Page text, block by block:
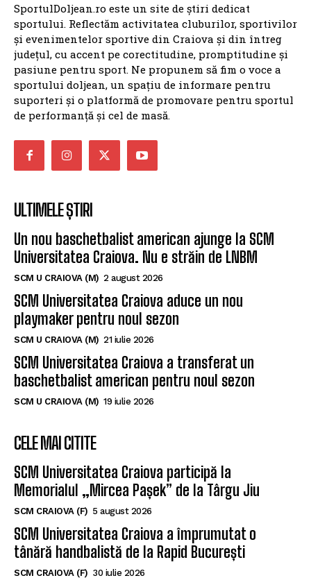
SportulDoljean.ro este un site de știri dedicat
sportului. Reflectăm activitatea cluburilor, sportivilor
și evenimentelor sportive din Craiova și din întreg
județul, cu accent pe corectitudine, promptitudine și
pasiune pentru sport. Ne propunem să fim o voce a
sportului doljean, un spațiu de informare pentru
suporteri și o platformă de promovare pentru sportul
de performanță și cel de masă.
ULTIMELE ȘTIRI
Un nou baschetbalist american ajunge la SCM
Universitatea Craiova. Nu e străin de LNBM
SCM U CRAIOVA (M) 2 august 2026
SCM Universitatea Craiova aduce un nou
playmaker pentru noul sezon
SCM U CRAIOVA (M) 21 iulie 2026
SCM Universitatea Craiova a transferat un
baschetbalist american pentru noul sezon
SCM U CRAIOVA (M) 19 iulie 2026
CELE MAI CITITE
SCM Universitatea Craiova participă la
Memorialul „Mircea Pașek” de la Târgu Jiu
SCM CRAIOVA (F) 5 august 2026
SCM Universitatea Craiova a împrumutat o
tânără handbalistă de la Rapid București
SCM CRAIOVA (F) 30 iulie 2026